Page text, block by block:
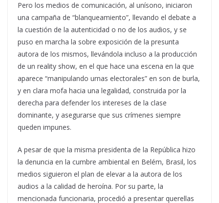
Pero los medios de comunicación, al unísono, iniciaron
una campaña de “blanqueamiento”, llevando el debate a
la cuestión de la autenticidad o no de los audios, y se
puso en marcha la sobre exposición de la presunta
autora de los mismos, llevándola incluso a la producción
de un reality show, en el que hace una escena en la que
aparece “manipulando urnas electorales” en son de burla,
y en clara mofa hacia una legalidad, construida por la
derecha para defender los intereses de la clase
dominante, y asegurarse que sus crímenes siempre
queden impunes.
A pesar de que la misma presidenta de la República hizo
la denuncia en la cumbre ambiental en Belém, Brasil, los
medios siguieron el plan de elevar a la autora de los
audios a la calidad de heroína. Por su parte, la
mencionada funcionaria, procedió a presentar querellas